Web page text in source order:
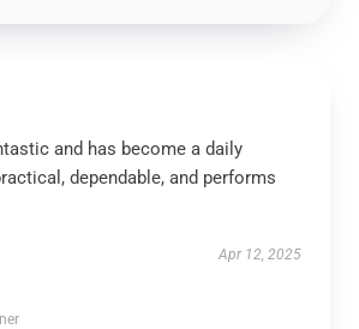
and has become a daily
dependable, and performs
Apr 12, 2025